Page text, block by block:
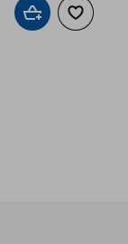
Добави вДобави